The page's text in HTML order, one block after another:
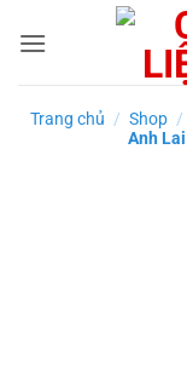
qua
Trang chủ / Shop /
Anh